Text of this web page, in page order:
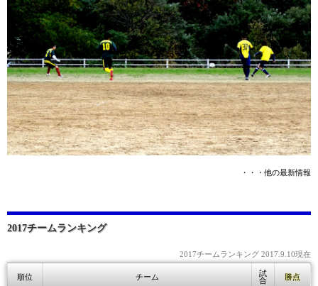
・・・他の最新情報
2017チームランキング
2017チームランキング 2017.9.10現在
順位 チーム
試
合
勝点